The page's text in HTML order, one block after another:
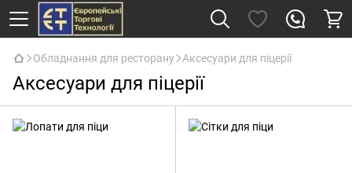
Обладнання для ресторану Аксесуари для піцерії
Аксесуари для піцерії